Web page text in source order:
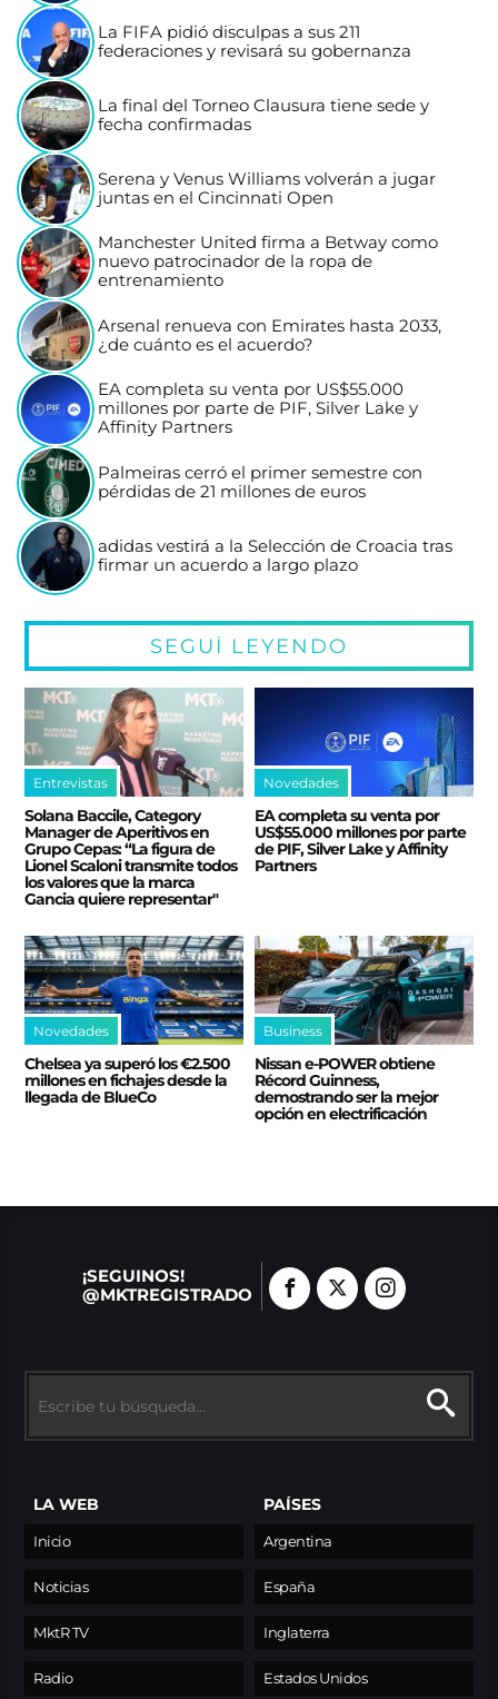
La FIFA pidió disculpas a sus 211
federaciones y revisará su gobernanza
La final del Torneo Clausura tiene sede y
fecha confirmadas
Serena y Venus Williams volverán a jugar
juntas en el Cincinnati Open
Manchester United firma a Betway como
nuevo patrocinador de la ropa de
entrenamiento
Arsenal renueva con Emirates hasta 2033,
¿de cuánto es el acuerdo?
EA completa su venta por US$55.000
millones por parte de PIF, Silver Lake y
Affinity Partners
Palmeiras cerró el primer semestre con
pérdidas de 21 millones de euros
adidas vestirá a la Selección de Croacia tras
firmar un acuerdo a largo plazo
SEGUÍ LEYENDO
Entrevistas
Solana Baccile, Category
Manager de Aperitivos en
Grupo Cepas: “La figura de
Lionel Scaloni transmite todos
los valores que la marca
Gancia quiere representar"
Novedades
EA completa su venta por
US$55.000 millones por parte
de PIF, Silver Lake y Affinity
Partners
Novedades
Chelsea ya superó los €2.500
millones en fichajes desde la
llegada de BlueCo
Business
Nissan e‑POWER obtiene
Récord Guinness,
demostrando ser la mejor
opción en electrificación
¡SEGUINOS!
@MKTREGISTRADO
LA WEB
Inicio
Noticias
MktR TV
Radio
PAÍSES
Argentina
España
Inglaterra
Estados Unidos